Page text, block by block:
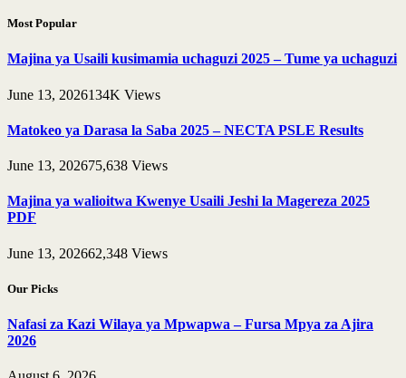
Most Popular
Majina ya Usaili kusimamia uchaguzi 2025 – Tume ya uchaguzi
June 13, 2026134K Views
Matokeo ya Darasa la Saba 2025 – NECTA PSLE Results
June 13, 202675,638 Views
Majina ya walioitwa Kwenye Usaili Jeshi la Magereza 2025
PDF
June 13, 202662,348 Views
Our Picks
Nafasi za Kazi Wilaya ya Mpwapwa – Fursa Mpya za Ajira
2026